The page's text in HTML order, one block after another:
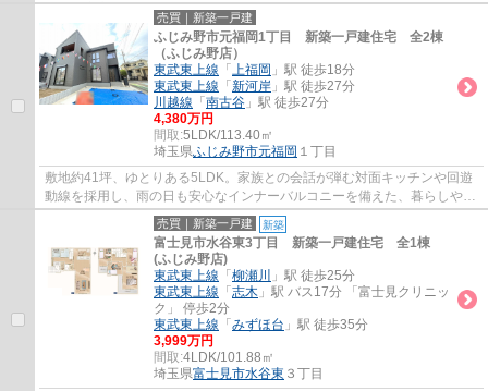
く長く安心して暮らせる住まいです。
売買｜新築一戸建
ふじみ野市元福岡1丁目 新築一戸建住宅 全2棟
（ふじみ野店）
東武東上線 「 上福岡 」駅 徒歩18分
東武東上線 「 新河岸 」駅 徒歩27分
川越線 「 南古谷 」駅 徒歩27分
4,380万円
間取:5LDK/113.40㎡
埼玉県ふじみ野市元福岡 １丁目
敷地約41坪、ゆとりある5LDK。家族との会話が弾む対面キッチンや回遊
動線を採用し、雨の日も安心なインナーバルコニーを備えた、暮らしやす
さに配慮した住まいです。
売買｜新築一戸建 新築
富士見市水谷東3丁目 新築一戸建住宅 全1棟
(ふじみ野店)
東武東上線 「 柳瀬川
」駅 徒歩25分
東武東上線 「 志木 」駅 バス17分 「富士見クリニッ
ク」 停歩2分
東武東上線 「 みずほ台 」駅 徒歩35分
3,999万円
間取:4LDK/101.88㎡
埼玉県富士見市水谷東 ３丁目